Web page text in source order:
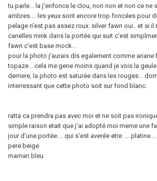
tu parle... la j'enfonce le clou, non non et non ce ne
ambres.... les yeux sont encore trop foncées pour
pelage n'est pas assez roux. silver fawn oui.. et si il
canelles mink dans la portée qui suit c'est
fawn c'est base mock...
pour la photo j'aurais dis egalement comme ariane
topaze... cela me gene moins quand je vois la
derriere, la photo est saturée dans les rouges...
interressant que cette photo soit sur fond blanc.
ratta ca prendra pas avec moi et ne soit pas
simple raison etait que j'ai adopté moi meme une
jour d'une portée.... qui s'est averée etre .... platine......
pere beige
maman bleu